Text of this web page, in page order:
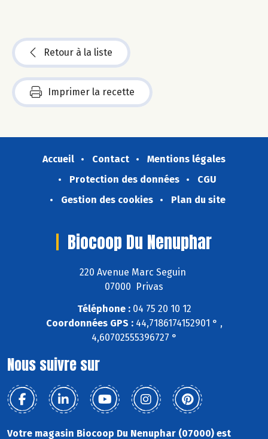
Retour à la liste
Imprimer la recette
Accueil Contact
Mentions légales
Protection des données
CGU
Gestion des cookies
Plan du site
Biocoop Du Nenuphar
220 Avenue Marc Seguin
07000 Privas
Téléphone :04 75 20 10 12
Coordonnées GPS :44,7186174152901 ° ,
4,60702555396727 °
Nous suivre sur
Votre magasin Biocoop Du Nenuphar (07000) est